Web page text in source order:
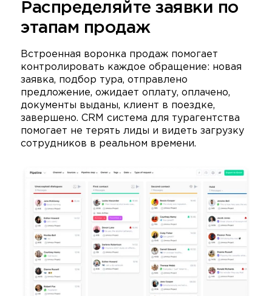
Распределяйте заявки по
этапам продаж
Встроенная воронка продаж помогает
контролировать каждое обращение: новая
заявка, подбор тура, отправлено
предложение, ожидает оплату, оплачено,
документы выданы, клиент в поездке,
завершено. CRM система для турагентства
помогает не терять лиды и видеть загрузку
сотрудников в реальном времени.